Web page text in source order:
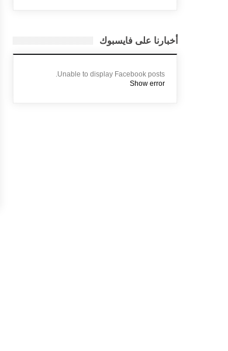
أخبارنا على فايسبوك
Unable to display Facebook posts.
Show error